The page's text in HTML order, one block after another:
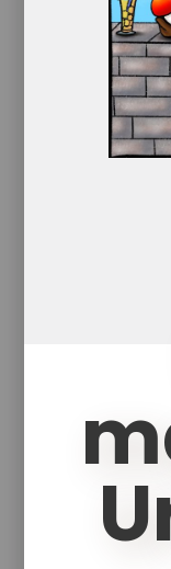
Enthält
Drachen,
In den